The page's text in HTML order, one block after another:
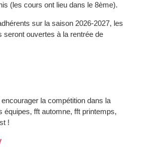
(les cours ont lieu dans le 8ème).
sur la saison 2026-2027, les
seront ouvertes à la rentrée de
la compétition dans la
équipes, fft automne, fft printemps,
!